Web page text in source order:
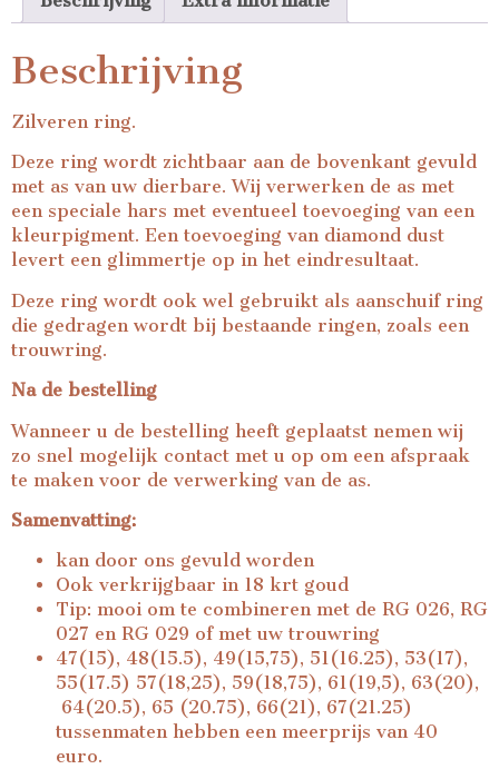
Beschrijving
Zilveren ring.
Deze ring wordt zichtbaar aan de bovenkant gevuld
met as van uw dierbare. Wij verwerken de as met
een speciale hars met eventueel toevoeging van een
kleurpigment. Een toevoeging van diamond dust
levert een glimmertje op in het eindresultaat.
Deze ring wordt ook wel gebruikt als aanschuif ring
die gedragen wordt bij bestaande ringen, zoals een
trouwring.
Na de bestelling
Wanneer u de bestelling heeft geplaatst nemen wij
zo snel mogelijk contact met u op om een afspraak
te maken voor de verwerking van de as.
Samenvatting:
kan door ons gevuld worden
Ook verkrijgbaar in 18 krt goud
Tip: mooi om te combineren met de RG 026, RG
027 en RG 029 of met uw trouwring
47(15), 48(15.5), 49(15,75), 51(16.25), 53(17),
55(17.5) 57(18,25), 59(18,75), 61(19,5), 63(20),
64(20.5), 65 (20.75), 66(21), 67(21.25)
tussenmaten hebben een meerprijs van 40
euro.